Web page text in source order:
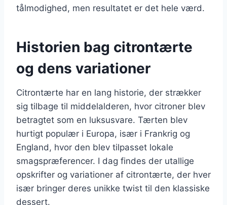
tålmodighed, men resultatet er det hele værd.
Historien bag citrontærte
og dens variationer
Citrontærte har en lang historie, der strækker
sig tilbage til middelalderen, hvor citroner blev
betragtet som en luksusvare. Tærten blev
hurtigt populær i Europa, især i Frankrig og
England, hvor den blev tilpasset lokale
smagspræferencer. I dag findes der utallige
opskrifter og variationer af citrontærte, der hver
især bringer deres unikke twist til den klassiske
dessert.